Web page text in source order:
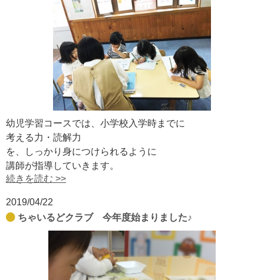
幼児学習コースでは、小学校入学時までに
考える力・読解力
を、しっかり身につけられるように
講師が指導していきます。
続きを読む >>
2019/04/22
ちゃいるどクラブ 今年度始まりました♪